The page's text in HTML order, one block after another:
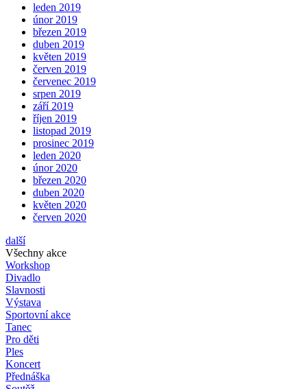
leden 2019
únor 2019
březen 2019
duben 2019
květen 2019
červen 2019
červenec 2019
srpen 2019
září 2019
říjen 2019
listopad 2019
prosinec 2019
leden 2020
únor 2020
březen 2020
duben 2020
květen 2020
červen 2020
další
Všechny akce
Workshop
Divadlo
Slavnosti
Výstava
Sportovní akce
Tanec
Pro děti
Ples
Koncert
Přednáška